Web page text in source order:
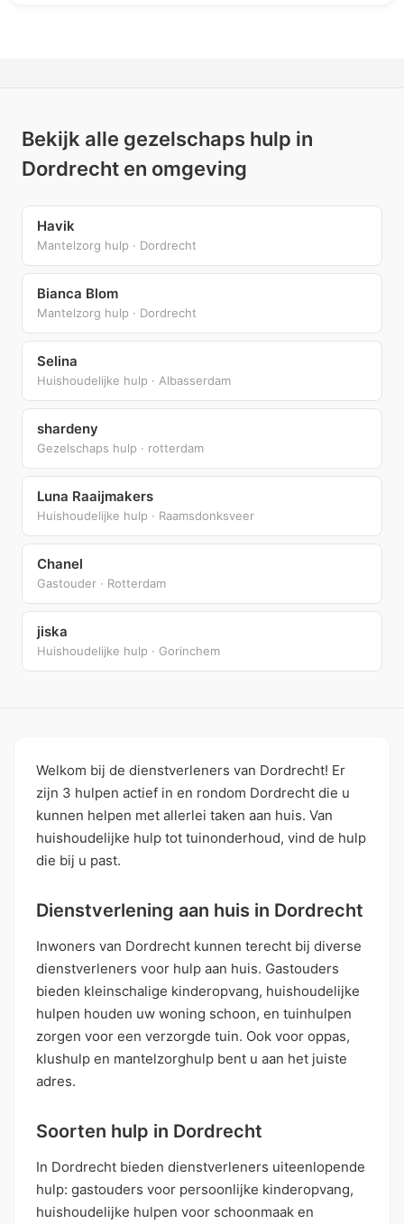
Bekijk alle gezelschaps hulp in
Dordrecht en omgeving
Havik
Mantelzorg hulp · Dordrecht
Bianca Blom
Mantelzorg hulp · Dordrecht
Selina
Huishoudelijke hulp · Albasserdam
shardeny
Gezelschaps hulp · rotterdam
Luna Raaijmakers
Huishoudelijke hulp · Raamsdonksveer
Chanel
Gastouder · Rotterdam
jiska
Huishoudelijke hulp · Gorinchem
Welkom bij de dienstverleners van Dordrecht! Er
zijn 3 hulpen actief in en rondom Dordrecht die u
kunnen helpen met allerlei taken aan huis. Van
huishoudelijke hulp tot tuinonderhoud, vind de hulp
die bij u past.
Dienstverlening aan huis in Dordrecht
Inwoners van Dordrecht kunnen terecht bij diverse
dienstverleners voor hulp aan huis. Gastouders
bieden kleinschalige kinderopvang, huishoudelijke
hulpen houden uw woning schoon, en tuinhulpen
zorgen voor een verzorgde tuin. Ook voor oppas,
klushulp en mantelzorghulp bent u aan het juiste
adres.
Soorten hulp in Dordrecht
In Dordrecht bieden dienstverleners uiteenlopende
hulp: gastouders voor persoonlijke kinderopvang,
huishoudelijke hulpen voor schoonmaak en